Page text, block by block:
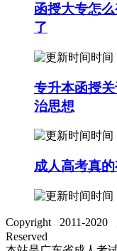
函授大专怎
了
时间
专升本函授
治思想
时间
成人高考真
时间
Copyright 2011-2020
Reserved